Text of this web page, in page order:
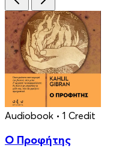
Audiobook • 1 Credit
Ο Προφήτης